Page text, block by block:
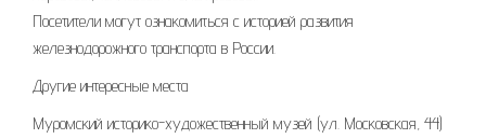
Посетители могут ознакомиться с историей развития
железнодорожного транспорта в России.
Другие интересные места
Муромский историко-художественный музей (ул. Московская, 44)